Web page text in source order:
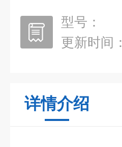
型号：
更新时间：
详情介绍